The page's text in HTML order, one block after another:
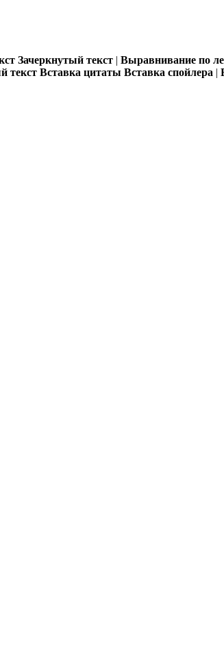
Зачеркнутый текст | Выравнивание по
текст Вставка цитаты Вставка спойлера |